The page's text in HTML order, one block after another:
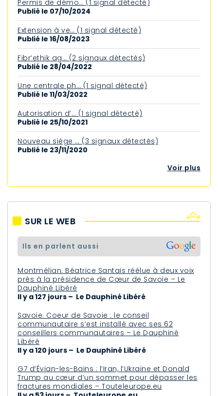
Permis de démo… (1 signal détecté)
Publié le 07/10/2024
Extension à ve… (1 signal détecté)
Publié le 16/08/2023
Fibr’ethik ag… (2 signaux détectés)
Publié le 28/04/2022
Une centrale ph… (1 signal détecté)
Publié le 11/03/2022
Autorisation d’… (1 signal détecté)
Publié le 25/10/2021
Nouveau siège … (3 signaux détectés)
Publié le 23/11/2020
Voir plus
SUR LE WEB
ils en parlent aussi
Montmélian. Béatrice Santais réélue à deux voix
près à la présidence de Cœur de Savoie – Le
Dauphiné Libéré
Il y a 127 jours – Le Dauphiné Libéré
Savoie. Coeur de Savoie : le conseil
communautaire s’est installé avec ses 62
conseillers communautaires – Le Dauphiné
Libéré
Il y a 120 jours – Le Dauphiné Libéré
G7 d’Évian-les-Bains : l’Iran, l’Ukraine et Donald
Trump au cœur d’un sommet pour dépasser les
fractures mondiales – Touteleurope.eu